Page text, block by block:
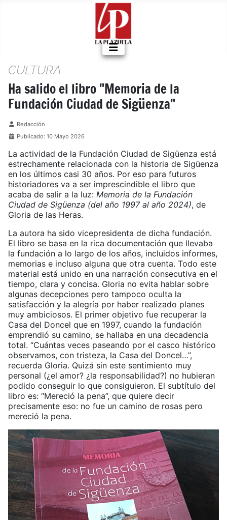
CULTURA
Ha salido el libro "Memoria de la
Fundación Ciudad de Sigüenza"
Detalles
Redacción
Publicado: 10 Mayo 2026
La actividad de la Fundación Ciudad de Sigüenza está
estrechamente relacionada con la historia de Sigüenza
en los últimos casi 30 años. Por eso para futuros
historiadores va a ser imprescindible el libro que
acaba de salir a la luz: Memoria de la Fundación
Ciudad de Sigüenza (del año 1997 al año 2024), de
Gloria de las Heras.
La autora ha sido viсepresidenta de dicha fundación.
El libro se basa en la rica documentación que llevaba
la fundación a lo largo de los años, incluidos informes,
memorias e incluso alguna que otra cuenta. Todo este
material está unido en una narración consecutiva en el
tiempo, clara y concisa. Gloria no evita hablar sobre
algunas decepciones pero tampoco oculta la
satisfacción y la alegría por haber realizado planes
muy ambiciosos. El primer objetivo fue recuperar la
Casa del Doncel que en 1997, cuando la fundación
emprendió su camino, se hallaba en una decadencia
total. “Cuántas veces paseando por el casco histórico
observamos, con tristeza, la Casa del Doncel…”,
recuerda Gloria. Quizá sin este sentimiento muy
personal (¿el amor? ¿la responsabilidad?) no hubieran
podido conseguir lo que consiguieron. El subtítulo del
libro es: “Mereció la pena”, que quiere decir
precisamente eso: no fue un camino de rosas pero
mereció la pena.